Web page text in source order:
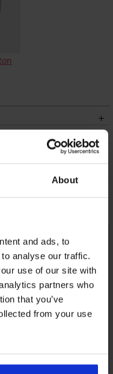
About
and ads, to
analyse our traffic.
use of our site with
partners who
that you’ve
from your use